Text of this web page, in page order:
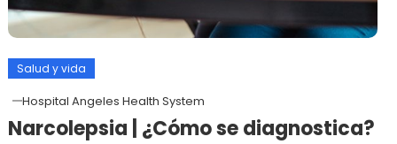
Salud y vida
Hospital Angeles Health System
Narcolepsia | ¿Cómo se diagnostica?